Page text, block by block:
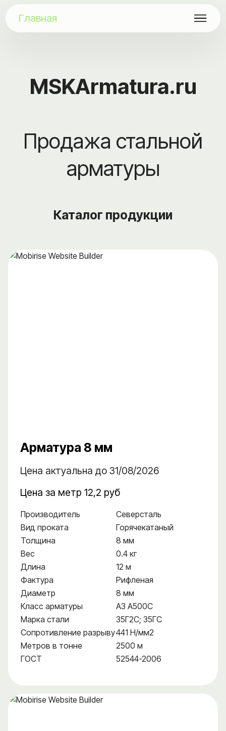
Главная
MSKArmatura.ru
Продажа стальной
арматуры
Каталог продукции
Арматура 8 мм
Цена актуальна до 31/08/2026
Цена за метр 12,2 руб
Производитель
Северсталь
Вид проката
Горячекатаный
Толщина
8 мм
Вес
0.4 кг
Длина
12 м
Фактура
Рифленая
Диаметр
8 мм
Класс арматуры
А3 А500С
Марка стали
35Г2С; 35ГС
Сопротивление разрыву441 Н/мм2
Метров в тонне
2500 м
ГОСТ
52544-2006